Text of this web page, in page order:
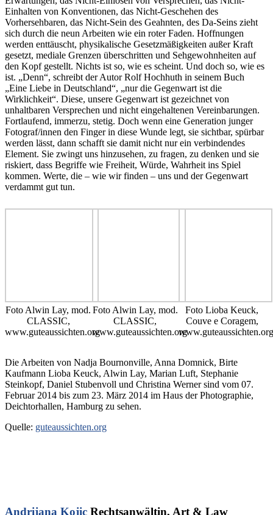
Einhalten von Konventionen, das Nicht-Geschehen des
Vorhersehbaren, das Nicht-Sein des Geahnten, des Da-Seins zieht
sich durch die neun Arbeiten wie ein roter Faden. Hoffnungen
werden enttäuscht, physikalische Gesetzmäßigkeiten außer Kraft
gesetzt, mediale Grenzen überschritten und Sehgewohnheiten auf
den Kopf gestellt. Nichts ist so, wie es scheint. Und doch so, wie es
ist. „Denn“, schreibt der Autor Rolf Hochhuth in seinem Buch
„Eine Liebe in Deutschland“, „nur die Gegenwart ist die
Wirklichkeit“. Diese, unsere Gegenwart ist gezeichnet von
unhaltbaren Versprechen und nicht eingehaltenen Vereinbarungen.
Fortlaufend, immerzu, stetig. Doch wenn eine Generation junger
Fotograf/innen den Finger in diese Wunde legt, sie sichtbar, spürbar
werden lässt, dann schafft sie damit nicht nur ein verbindendes
Element. Sie zwingt uns hinzusehen, zu fragen, zu denken und sie
riskiert, dass Begriffe wie Freiheit, Würde, Wahrheit ins Spiel
kommen. Werte, die – wie wir finden – uns und der Gegenwart
verdammt gut tun.
Foto Alwin Lay, mod.
CLASSIC,
www.guteaussichten.org
Foto Alwin Lay, mod.
CLASSIC,
www.guteaussichten.org
Foto Lioba Keuck,
Couve e Coragem,
Die Arbeiten von Nadja Bournonville, Anna Domnick, Birte
Kaufmann Lioba Keuck, Alwin Lay, Marian Luft, Stephanie
Steinkopf, Daniel Stubenvoll und Christina Werner sind vom 07.
Februar 2014 bis zum 23. März 2014 im Haus der Photographie,
Deichtorhallen, Hamburg zu sehen.
Quelle: guteaussichten.org
Andrijana Kojic Rechtsanwältin, Art & Law